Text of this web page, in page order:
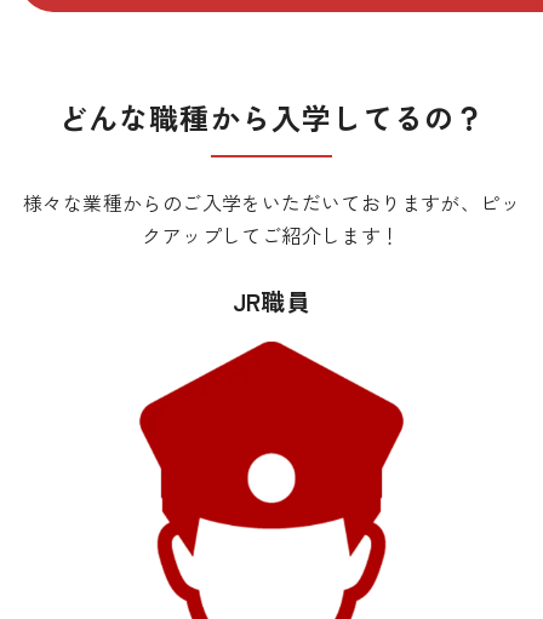
どんな職種から入学してるの？
様々な業種からのご入学をいただいておりますが、ピッ
クアップしてご紹介します！
JR職員